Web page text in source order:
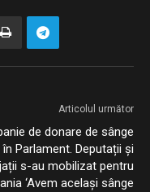
Articolul următor
de donare de sânge
în Parlament. Deputații și
s-au mobilizat pentru
‘Avem același sânge